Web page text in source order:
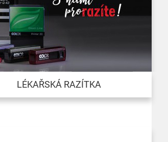
LÉKAŘSKÁ RAZÍTKA